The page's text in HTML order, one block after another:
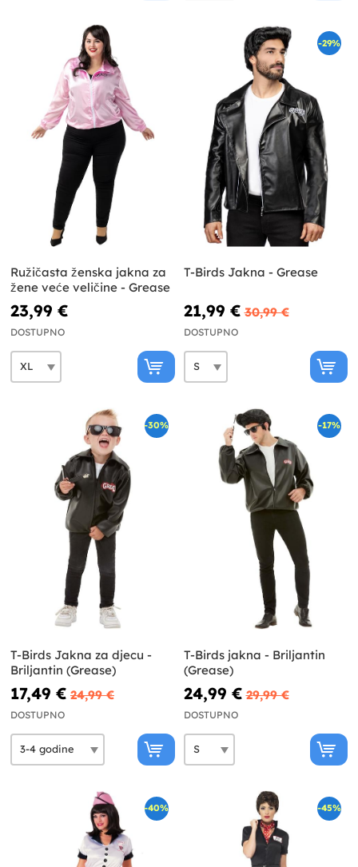
Ružičasta ženska jakna za
žene veće veličine - Grease
23,99 €
DOSTUPNO
-29%
T-Birds Jakna - Grease
21,99 € 30,99 €
DOSTUPNO
-30%
T-Birds Jakna za djecu -
Briljantin (Grease)
17,49 € 24,99 €
DOSTUPNO
-17%
T-Birds jakna - Briljantin
(Grease)
24,99 € 29,99 €
DOSTUPNO
-40% -45%